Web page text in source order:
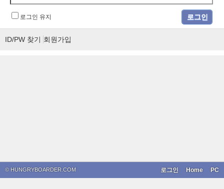
로그인 유지
ID/PW 찾기 회원가입
© HUNGRYBOARDER.COM PC
Home
로그인